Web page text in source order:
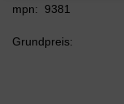
mpn: 9381
Grundpreis: